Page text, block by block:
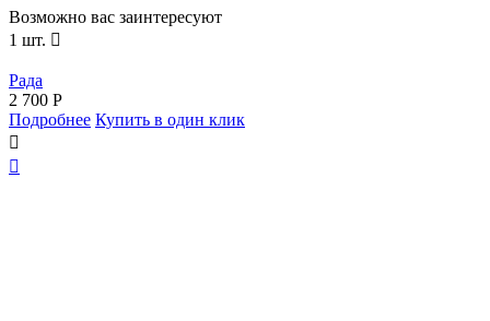
Возможно вас заинтересуют
1 шт. 
Рада
2 700 Р
Подробнее Купить в один клик

